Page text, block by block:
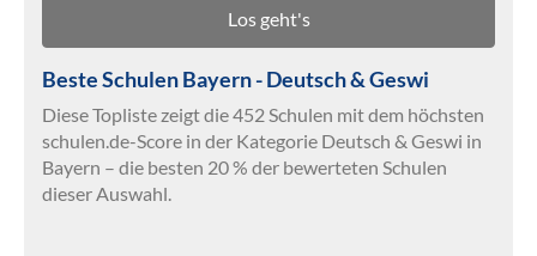
Los geht's
Beste Schulen Bayern - Deutsch & Geswi
Diese Topliste zeigt die 452 Schulen mit dem höchsten
schulen.de-Score in der Kategorie Deutsch & Geswi in
Bayern – die besten 20 % der bewerteten Schulen
dieser Auswahl.